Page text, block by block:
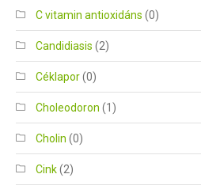
C vitamin antioxidáns (0)
Candidiasis (2)
Céklapor(0)
Choleodoron (1)
Cholin (0)
Cink(2)